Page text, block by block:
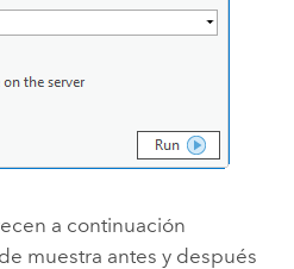
a continuación
muestra antes y después